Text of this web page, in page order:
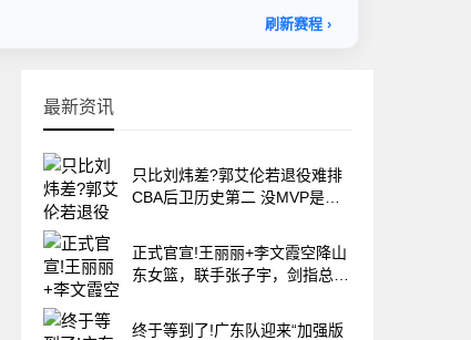
最新资讯
只比刘炜差?郭艾伦若退役难排
CBA后卫历史第二 没MVP是最
正式官宣!王丽丽+李文霞空降山
东女篮，联手张子宇，剑指总冠
终于等到了!广东队迎来“加强版